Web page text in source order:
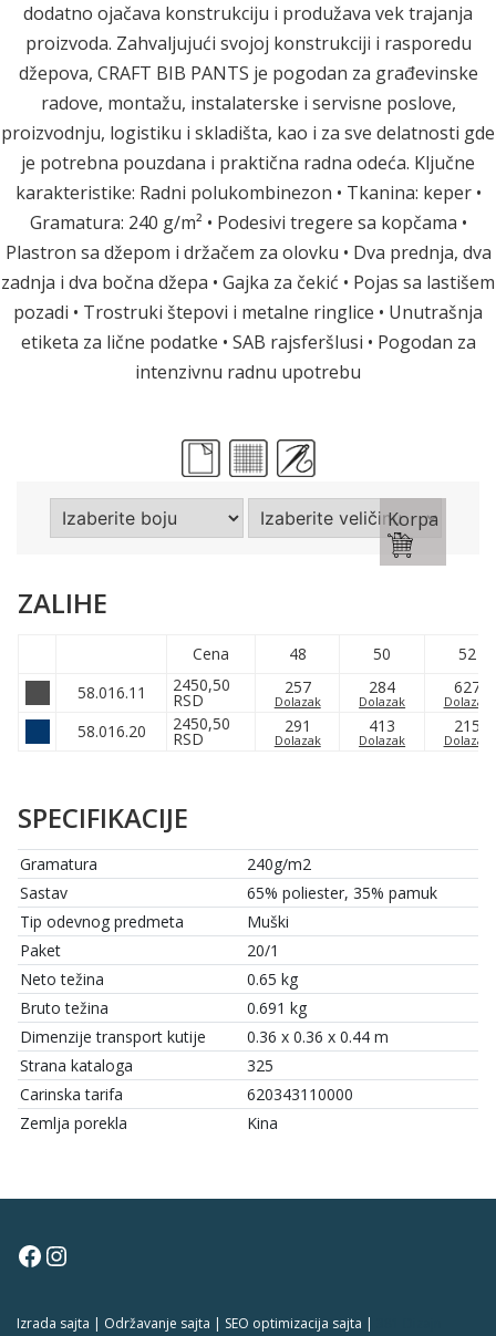
dodatno ojačava konstrukciju i produžava vek trajanja
proizvoda. Zahvaljujući svojoj konstrukciji i rasporedu
džepova, CRAFT BIB PANTS je pogodan za građevinske
radove, montažu, instalaterske i servisne poslove,
proizvodnju, logistiku i skladišta, kao i za sve delatnosti gde
je potrebna pouzdana i praktična radna odeća. Ključne
karakteristike: Radni polukombinezon • Tkanina: keper •
Gramatura: 240 g/m² • Podesivi tregere sa kopčama •
Plastron sa džepom i držačem za olovku • Dva prednja, dva
zadnja i dva bočna džepa • Gajka za čekić • Pojas sa lastišem
pozadi • Trostruki štepovi i metalne ringlice • Unutrašnja
etiketa za lične podatke • SAB rajsferšlusi • Pogodan za
intenzivnu radnu upotrebu
Korpa
ZALIHE
Cena 48 50
52
58.016.11
2450,50
RSD
257
Dolazak
284
Dolazak
627
Dolazak
58.016.20 2450,50
RSD
291
Dolazak
413
Dolazak
215
Dolazak
SPECIFIKACIJE
Gramatura
240g/m2
Sastav
65% poliester, 35% pamuk
Tip odevnog predmeta
Muški
Paket
20/1
Neto težina
0.65 kg
Bruto težina
0.691 kg
Dimenzije transport kutije
0.36 x 0.36 x 0.44 m
Strana kataloga
325
Carinska tarifa
620343110000
Zemlja porekla
Kina
Facebook
Instagram
Izrada sajta | Održavanje sajta | SEO optimizacija sajta |